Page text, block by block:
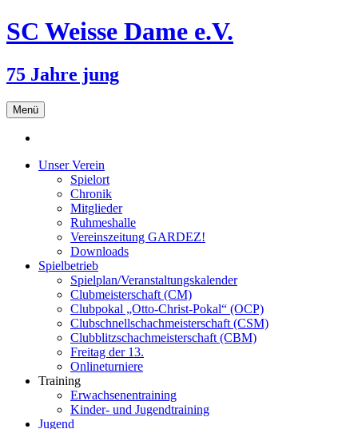
SC Weisse Dame e.V.
75 Jahre jung
Menü Zum
Inhalt
Unser Verein
Spielort
Chronik
Mitglieder
Ruhmeshalle
Vereinszeitung GARDEZ!
Downloads
Spielbetrieb
Spielplan/Veranstaltungskalender
Clubmeisterschaft (CM)
Clubpokal „Otto-Christ-Pokal“ (OCP)
Clubschnellschachmeisterschaft (CSM)
Clubblitzschachmeisterschaft (CBM)
Freitag der 13.
Onlineturniere
Training
Erwachsenentraining
Kinder- und Jugendtraining
Jugend